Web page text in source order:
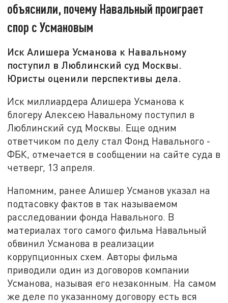
объяснили, почему Навальный проиграет
спор с Усмановым
Иск Алишера Усманова к Навальному
поступил в Люблинский суд Москвы.
Юристы оценили перспективы дела.
Иск миллиардера Алишера Усманова к
блогеру Алексею Навальному поступил в
Люблинский суд Москвы. Еще одним
ответчиком по делу стал Фонд Навального -
ФБК, отмечается в сообщении на сайте суда в
четверг, 13 апреля.
Напомним, ранее Алишер Усманов указал на
подтасовку фактов в так называемом
расследовании фонда Навального. В
материалах того самого фильма Навальный
обвинил Усманова в реализации
коррупционных схем. Авторы фильма
приводили один из договоров компании
Усманова, называя его незаконным. На самом
же деле по указанному договору есть вся